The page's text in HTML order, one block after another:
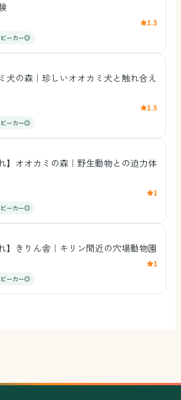
1.5
ーカー◎
犬の森｜珍しいオオカミ犬と触れ合え
1.5
ーカー◎
れ】オオカミの森｜野生動物との迫力体
1
ーカー◎
れ】きりん舎｜キリン間近の穴場動物園
1
ーカー◎